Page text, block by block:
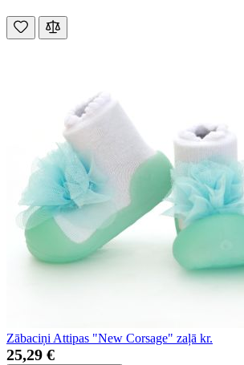
Zābaciņi Attipas "New Corsage" zaļā kr.
25,29 €